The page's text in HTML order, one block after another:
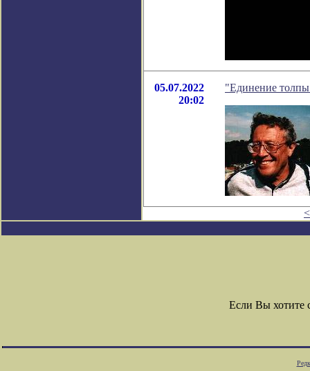
05.07.2022
20:02
"Единение толпы
Если Вы хотите